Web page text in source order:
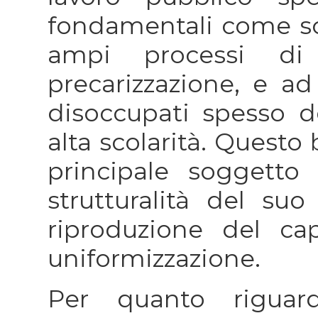
fondamentali come
ampi processi di
precarizzazione, e
disoccupati spesso
alta scolarità.
principale
strutturalità del
riproduzione del
uniformizzazione.
Per quanto